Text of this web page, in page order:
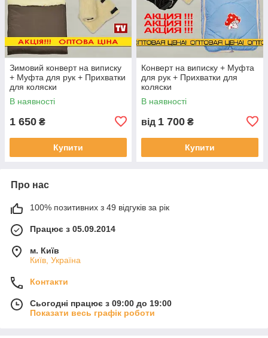
Зимовий конверт на виписку
+ Муфта для рук + Прихватки
для коляски
В наявності
1 650 ₴
Купити
Конверт на виписку + Муфта
для рук + Прихватки для
коляски
В наявності
від 1 700 ₴
Купити
Про нас
100% позитивних з 49 відгуків за рік
Працює з 05.09.2014
м. Київ
Київ, Україна
Контакти
Сьогодні працює з 09:00 до 19:00
Показати весь графік роботи